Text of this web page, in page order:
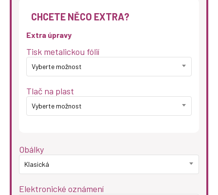
CHCETE NĚCO EXTRA?
Extra úpravy
Tisk metalickou fólií
Vyberte možnost
Tlač na plast
Vyberte možnost
Obálky
Klasická
Elektronické oznámení